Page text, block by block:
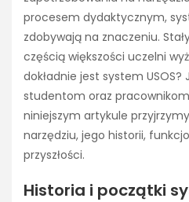
procesem dydaktycznym,
zdobywają na znaczeniu.
częścią większości uczelni
dokładnie jest system USOS?
studentom oraz
niniejszym artykule
narzędziu, jego historii,
przyszłości.
Historia i początki